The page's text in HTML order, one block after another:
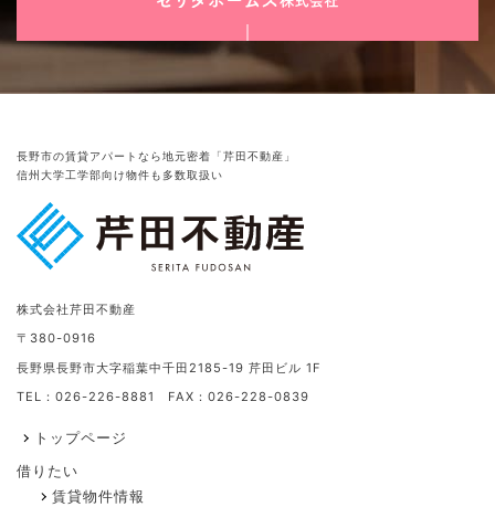
長野市の賃貸アパートなら地元密着「芹田不動産」
信州大学工学部向け物件も多数取扱い
株式会社芹田不動産
〒380-0916
長野県長野市大字稲葉中千田2185-19 芹田ビル 1F
TEL：026-226-8881 FAX：026-228-0839
トップページ
借りたい
賃貸物件情報